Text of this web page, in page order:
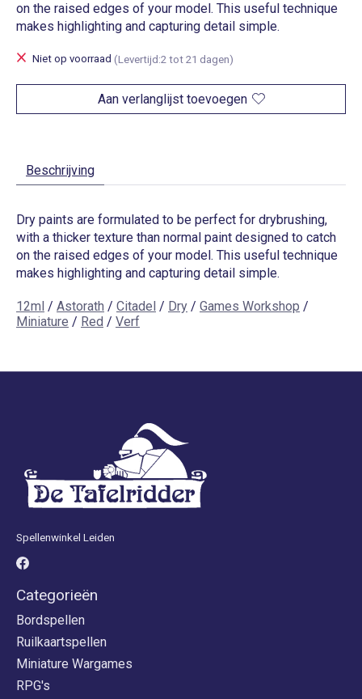
on the raised edges of your model. This useful technique
makes highlighting and capturing detail simple.
Niet op voorraad (Levertijd:2 tot 21 dagen)
Aan verlanglijst toevoegen
Beschrijving
Dry paints are formulated to be perfect for drybrushing,
with a thicker texture than normal paint designed to catch
on the raised edges of your model. This useful technique
makes highlighting and capturing detail simple.
12ml / Astorath / Citadel / Dry / Games Workshop /
Miniature / Red / Verf
Spellenwinkel Leiden
Categorieën
Bordspellen
Ruilkaartspellen
Miniature Wargames
RPG's